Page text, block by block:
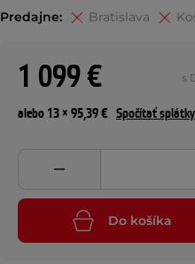
Predajne: Bratislava
1 099 € s
alebo 13 × 95,39 € Spočítať splátky
Do košíka